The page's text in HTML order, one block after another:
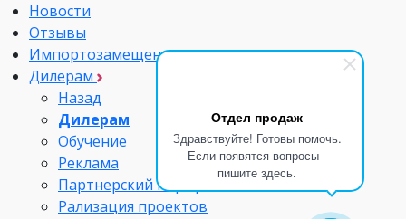
Отдел продаж
Здравствуйте! Готовы помочь.
Если появятся вопросы -
пишите здесь.
Новости
Отзывы
Импортозамещение
Дилерам
Назад
Дилерам
Обучение
Реклама
Партнерский портфель
Рализация проектов